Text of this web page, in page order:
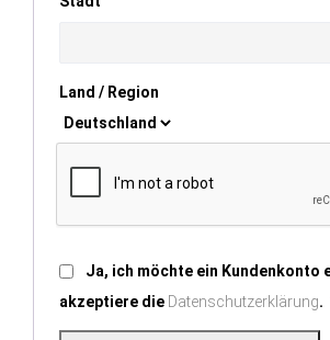
Land / Region
Ja, ich möchte ein Kundenkonto
akzeptiere die Datenschutzerklärung.